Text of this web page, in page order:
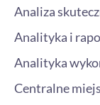
Analiza
Analityka i
Analityka
Centralne